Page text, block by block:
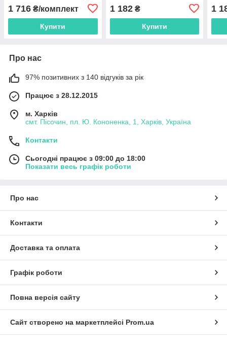
1 716 ₴/комплект
Купити
1 182₴
Купити
1
Про нас
97% позитивних з 140 відгуків за рік
Працює з 28.12.2015
м. Харків
смт. Пісочин, пл. Ю. Кононенка, 1, Харків, Україна
Контакти
Сьогодні працює з 09:00 до 18:00
Показати весь графік роботи
Про нас
Контакти
Доставка та оплата
Графік роботи
Повна версія сайту
Сайт створено на маркетплейсі Prom.ua